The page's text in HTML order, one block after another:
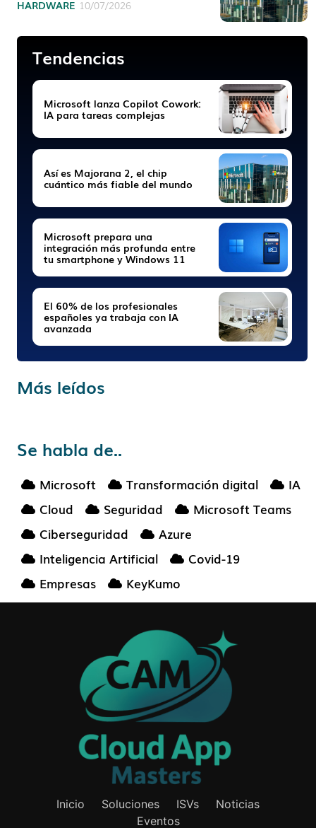
HARDWARE 10/07/2026
Tendencias
Microsoft lanza Copilot Cowork:
IA para tareas complejas
Así es Majorana 2, el chip
cuántico más fiable del mundo
Microsoft prepara una
integración más profunda entre
tu smartphone y Windows 11
El 60% de los profesionales
españoles ya trabaja con IA
avanzada
Más leídos
Se habla de..
Microsoft Transformación digital
IA
Cloud
Seguridad
Microsoft Teams
Ciberseguridad
Azure
Inteligencia Artificial
Covid-19
Empresas
KeyKumo
Inicio Soluciones ISVs
Noticias
Eventos